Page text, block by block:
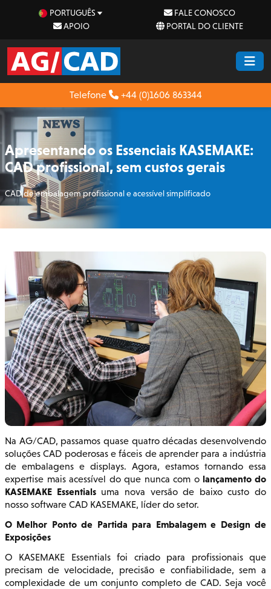
PORTUGUÊS
FALE CONOSCO
APOIO
PORTAL DO CLIENTE
Telefone +44 (0)1606 863344
Apresentando os Essenciais KASEMAKE:
CAD profissional, sem custos gerais
CAD de embalagem profissional e acessível simplificado
Na AG/CAD, passamos quase quatro décadas desenvolvendo
soluções CAD poderosas e fáceis de aprender para a indústria
de embalagens e displays. Agora, estamos tornando essa
expertise mais acessível do que nunca com o lançamento do
KASEMAKE Essentialsuma nova versão de baixo custo do
nosso software CAD KASEMAKE, líder do setor.
O Melhor Ponto de Partida para Embalagem e Design de
Exposições
O KASEMAKE Essentials foi criado para profissionais que
precisam de velocidade, precisão e confiabilidade, sem a
complexidade de um conjunto completo de CAD. Seja você